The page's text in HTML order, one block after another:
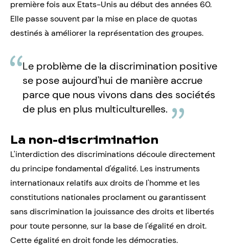
première fois aux Etats-Unis au début des années 60.
Elle passe souvent par la mise en place de quotas
destinés à améliorer la représentation des groupes.
Le problème de la discrimination positive
se pose aujourd'hui de manière accrue
parce que nous vivons dans des sociétés
de plus en plus multiculturelles.
La non-discrimination
L'interdiction des discriminations découle directement
du principe fondamental d'égalité. Les instruments
internationaux relatifs aux droits de l'homme et les
constitutions nationales proclament ou garantissent
sans discrimination la jouissance des droits et libertés
pour toute personne, sur la base de l'égalité en droit.
Cette égalité en droit fonde les démocraties.